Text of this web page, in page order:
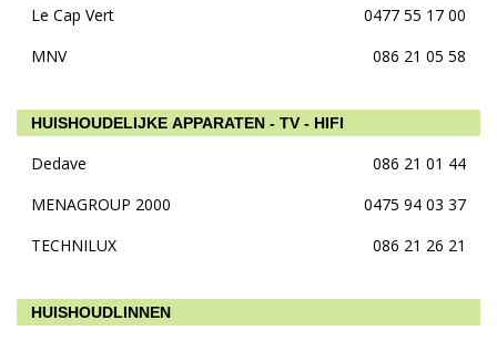
Le Cap Vert
0477 55 17 00
MNV
086 21 05 58
HUISHOUDELIJKE APPARATEN - TV - HIFI
Dedave
086 21 01 44
MENAGROUP 2000
0475 94 03 37
TECHNILUX
086 21 26 21
HUISHOUDLINNEN